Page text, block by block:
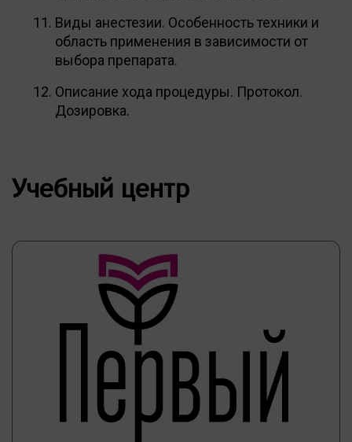
Виды анестезии. Особенность техники и
область применения в зависимости от
выбора препарата.
Описание хода процедуры. Протокол.
Дозировка.
Учебный центр